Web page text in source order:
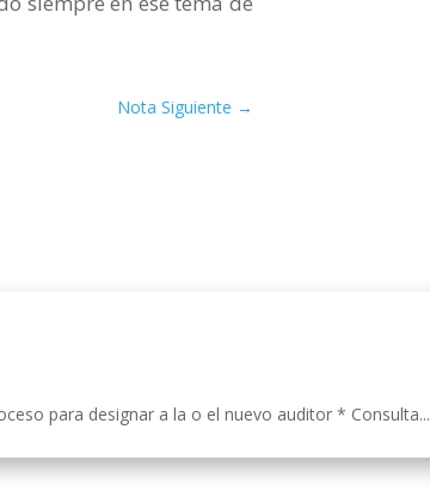
Nota Siguiente →
para designar a la o el nuevo auditor * Consulta...